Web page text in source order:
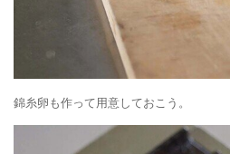
錦糸卵も作って用意しておこう。